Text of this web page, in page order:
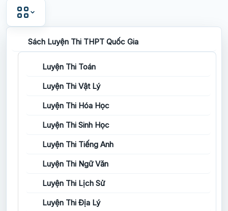
Sách Luyện Thi THPT Quốc Gia
Luyện Thi Toán
Luyện Thi Vật Lý
Luyện Thi Hóa Học
Luyện Thi Sinh Học
Luyện Thi Tiếng Anh
Luyện Thi Ngữ Văn
Luyện Thi Lịch Sử
Luyện Thi Địa Lý